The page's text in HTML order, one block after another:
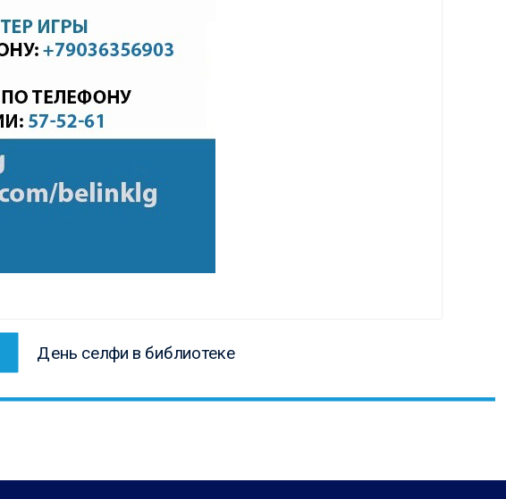
Следующая
запись:
День селфи в библиотеке